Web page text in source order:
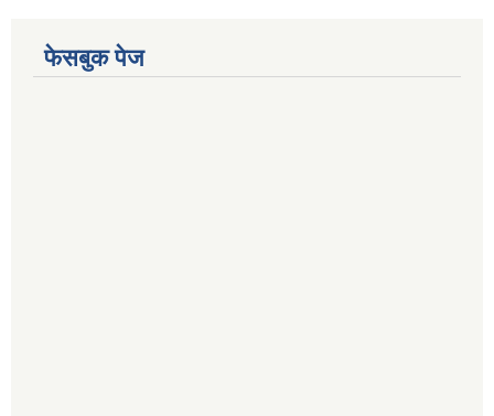
फेसबुक पेज